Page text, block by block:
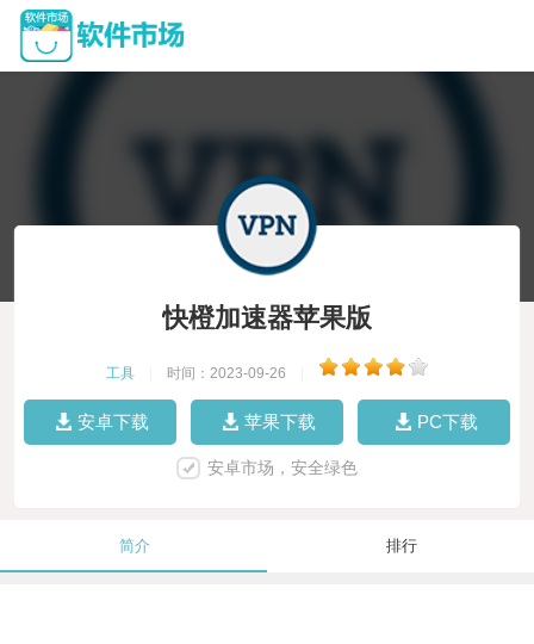
快橙加速器苹果版
工具 时间：2023-09-26
安卓下载 苹果下载 PC下载
安卓市场，安全绿色
简介 排行